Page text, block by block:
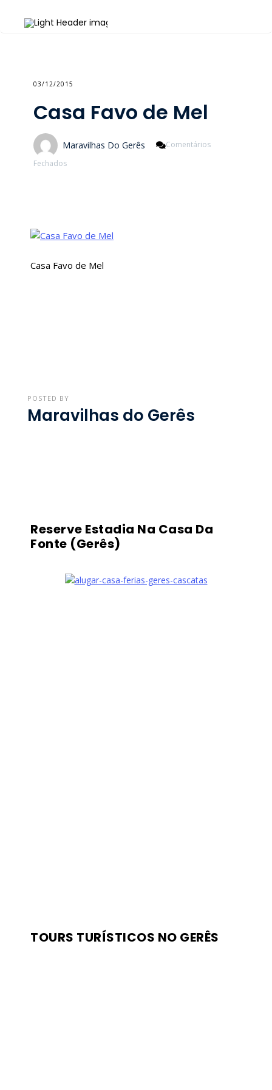
03/12/2015
Casa Favo de Mel
Maravilhas Do Gerês
Comentários
FechadosEm
Casa Favo de Mel
POSTED BY
Maravilhas do Gerês
Reserve Estadia Na Casa Da
Fonte (Gerês)
TOURS TURÍSTICOS NO GERÊS